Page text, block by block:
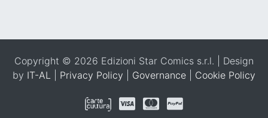
Copyright © 2026 Edizioni Star Comics s.r.l. | Design
by IT-AL Privacy Policy Governance Cookie Policy